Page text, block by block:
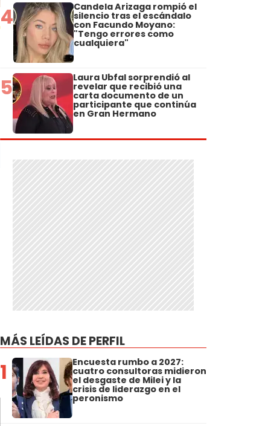
4 Candela Arizaga rompió el
silencio tras el escándalo
con Facundo Moyano:
"Tengo errores como
cualquiera"
5 Laura Ubfal sorprendió al
revelar que recibió una
carta documento de un
participante que continúa
en Gran Hermano
MÁS LEÍDAS DE PERFIL
1 Encuesta rumbo a 2027:
cuatro consultoras midieron
el desgaste de Milei y la
crisis de liderazgo en el
peronismo